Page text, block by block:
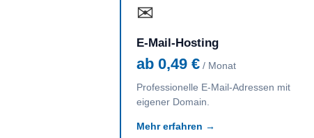
✉
E-Mail-Hosting
ab 0,49 € / Monat
Professionelle E-Mail-Adressen mit
eigener Domain.
Mehr erfahren →